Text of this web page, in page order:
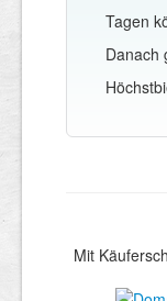
Tagen
Danach
Mit